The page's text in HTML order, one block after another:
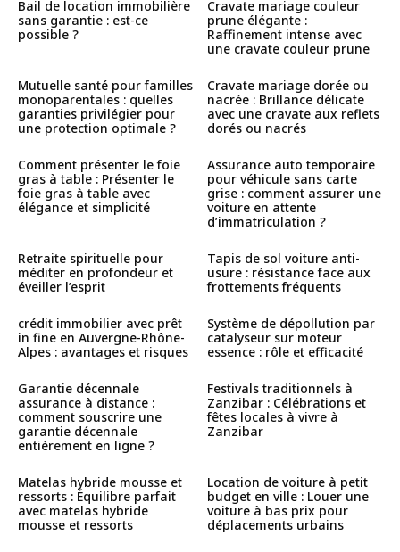
Bail de location immobilière
sans garantie : est-ce
possible ?
Cravate mariage couleur
prune élégante :
Raffinement intense avec
une cravate couleur prune
Mutuelle santé pour familles
monoparentales : quelles
garanties privilégier pour
une protection optimale ?
Cravate mariage dorée ou
nacrée : Brillance délicate
avec une cravate aux reflets
dorés ou nacrés
Comment présenter le foie
gras à table : Présenter le
foie gras à table avec
élégance et simplicité
Assurance auto temporaire
pour véhicule sans carte
grise : comment assurer une
voiture en attente
d’immatriculation ?
Retraite spirituelle pour
méditer en profondeur et
éveiller l’esprit
Tapis de sol voiture anti-
usure : résistance face aux
frottements fréquents
crédit immobilier avec prêt
in fine en Auvergne-Rhône-
Alpes : avantages et risques
Système de dépollution par
catalyseur sur moteur
essence : rôle et efficacité
Garantie décennale
assurance à distance :
comment souscrire une
garantie décennale
entièrement en ligne ?
Festivals traditionnels à
Zanzibar : Célébrations et
fêtes locales à vivre à
Zanzibar
Matelas hybride mousse et
ressorts : Équilibre parfait
avec matelas hybride
mousse et ressorts
Location de voiture à petit
budget en ville : Louer une
voiture à bas prix pour
déplacements urbains